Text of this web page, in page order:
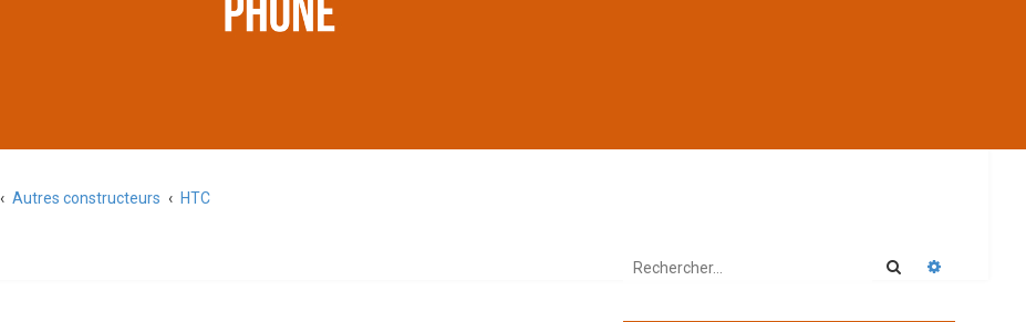
Autres constructeurs HTC
Rechercher